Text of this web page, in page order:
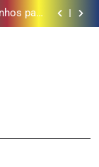
para
o que
Gustavo
Pais
de litros
para
o que
com ele
semana
oferece
Em Destaque!